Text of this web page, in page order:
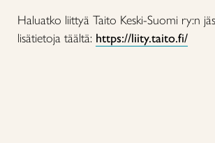
Haluatko liittyä Taito Keski-Suomi ry:n
lisätietoja täältä: https://liity.taito.fi/